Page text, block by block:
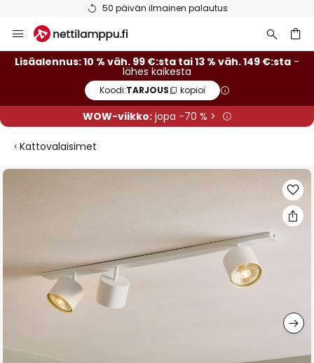
50 päivän ilmainen palautus
to
Content
Lisäalennus: 10 % väh. 99 €:sta tai 13 % väh. 149 €:sta -
lähes kaikesta
Koodi:TARJOUS kopioi
WOW-viikko:jopa -70 % >
Kattovalaisimet
Skip
the
images